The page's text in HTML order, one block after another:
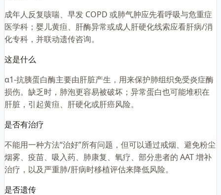
成年人反复咳喘、早发 COPD 或肺气肿应先看呼吸与危重症
医学科；婴儿黄疸、肝酶异常或成人肝硬化线索应看肝病/消
化专科，并联动遗传咨询。
这是什么
α1-抗胰蛋白酶主要由肝脏产生，用来保护肺组织免受炎症酶
损伤。缺乏时，肺泡更容易被破坏；异常蛋白也可能堆积在
肝脏，引起黄疸、肝硬化或肝癌风险。
是否有治疗
不能用一种方法“治好”所有问题，但可以通过戒烟、避免粉尘
烟雾、疫苗、吸入药、肺康复、氧疗、部分患者的 AAT 增补
治疗，以及严重肺/肝病时移植评估来降低风险。
是否遗传